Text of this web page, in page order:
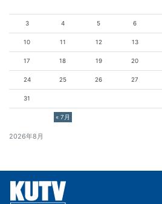
2026年8月
« 7月
3 4 5 6
10 11 12 13
17 18 19 20
24 25 26 27
31